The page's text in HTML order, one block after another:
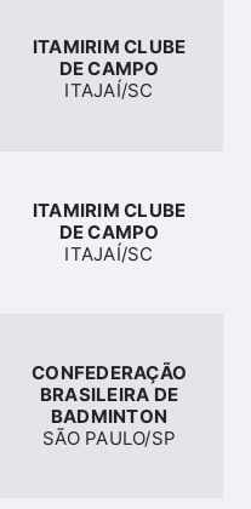
ITAMIRIM CLUBE
DE CAMPO
ITAJAÍ/SC
ITAMIRIM CLUBE
DE CAMPO
ITAJAÍ/SC
CONFEDERAÇÃO
BRASILEIRA DE
BADMINTON
SÃO PAULO/SP